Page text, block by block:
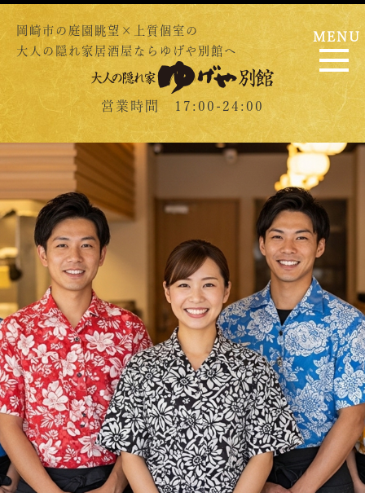
岡崎市の庭園眺望×上質個室の
大人の隠れ家居酒屋ならゆげや別館へ
営業時間 17:00-24:00
MENU